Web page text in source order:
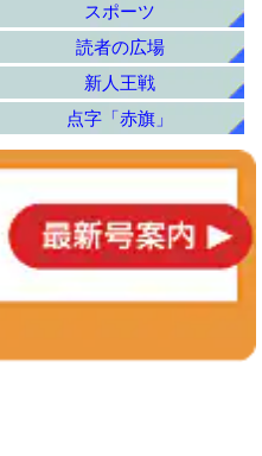
スポーツ
読者の広場
新人王戦
点字「赤旗」